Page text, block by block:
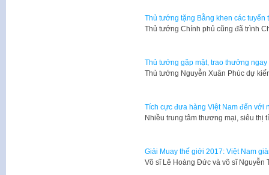
Thủ tướng tặng Bằng khen các tuyển
Thủ tướng Chính phủ cũng đã trình
Thủ tướng gặp mặt, trao thưởng
Thủ tướng Nguyễn Xuân Phúc dự
Tích cực đưa hàng Việt Nam đến với
Nhiều trung tâm thương mại, siêu
Giải Muay thế giới 2017: Việt Nam
Võ sĩ Lê Hoàng Đức và võ sĩ Nguyễn